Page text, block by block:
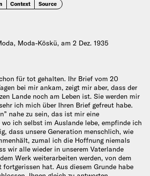
Context Source
Moda-Köskü, am 2 Dez. 1935
für tot gehalten. Ihr Brief vom 20
bei mir ankam, zeigt mir aber, dass der
Lande noch am Leben ist. Sie werden mir
ich mich über Ihren Brief gefreut habe.
nahe zu sein, das ist mir eine
wo ich selbst im Auslande lebe, empfinde ich
dass unsere Generation menschlich, wie
zumal ich die Hoffnung niemals
wir alle wieder in unserem Vaterlande
Werk weiterarbeiten werden, von dem
hat. Aus diesem Grunde habe